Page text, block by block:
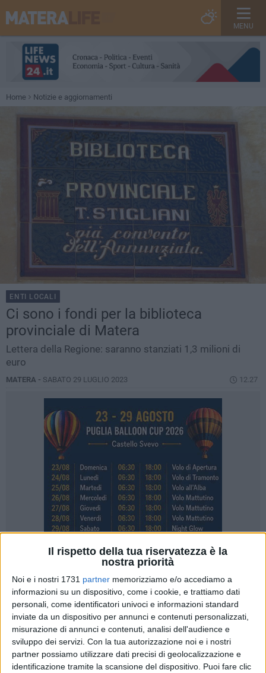
Il rispetto della tua riservatezza è la
nostra priorità
Noi e i nostri 1731 partner memorizziamo e/o accediamo a
informazioni su un dispositivo, come i cookie, e trattiamo dati
personali, come identificatori univoci e informazioni standard
inviate da un dispositivo per annunci e contenuti personalizzati,
misurazione di annunci e contenuti, analisi dell'audience e
sviluppo dei servizi. Con la tua autorizzazione noi e i nostri
partner possiamo utilizzare dati precisi di geolocalizzazione e
identificazione tramite la scansione del dispositivo. Puoi fare clic
MENU
Home Notizie e aggiornamenti
ENTI LOCALI
Ci sono i fondi per la biblioteca
provinciale di Matera
Lettera della Regione: saranno stanziati 1,3 milioni di
euro
MATERA - SABATO 29 LUGLIO 2023 12.27
Ci sono i fondi per i servizi della Biblioteca provinciale
"Stigliani" di Matera, per la copertura finanziaria delle spese
correnti. Lo ha garantito la Regione Puglia con una nota
inviata dal Dipartimento Presidenza alla Provincia di Matera.
La Regione conferma "quanto già dichiarato dal Presidente